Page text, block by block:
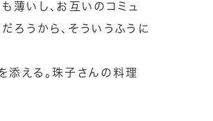
薄いし、お互いのコミュ
ろうから、そういうふうに
添える。珠子さんの料理